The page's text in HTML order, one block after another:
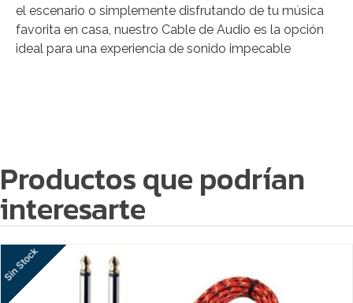
el escenario o simplemente disfrutando de tu música
favorita en casa, nuestro Cable de Audio es la opción
ideal para una experiencia de sonido impecable
Productos que podrían
interesarte
Sin Stock